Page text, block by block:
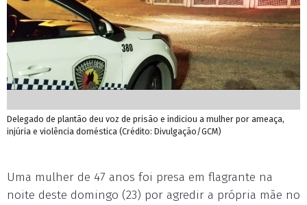
Delegado de plantão deu voz de prisão e indiciou a mulher por ameaça,
injúria e violência doméstica (Crédito: Divulgação/GCM)
Uma mulher de 47 anos foi presa em flagrante na
noite deste domingo (23) por agredir a própria mãe no